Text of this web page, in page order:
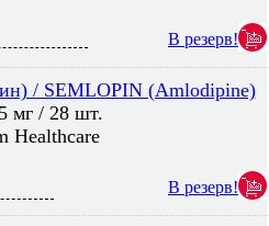
В резерв!
/ SEMLOPIN (Amlodipine)
мг / 28 шт.
Healthcare
В резерв!